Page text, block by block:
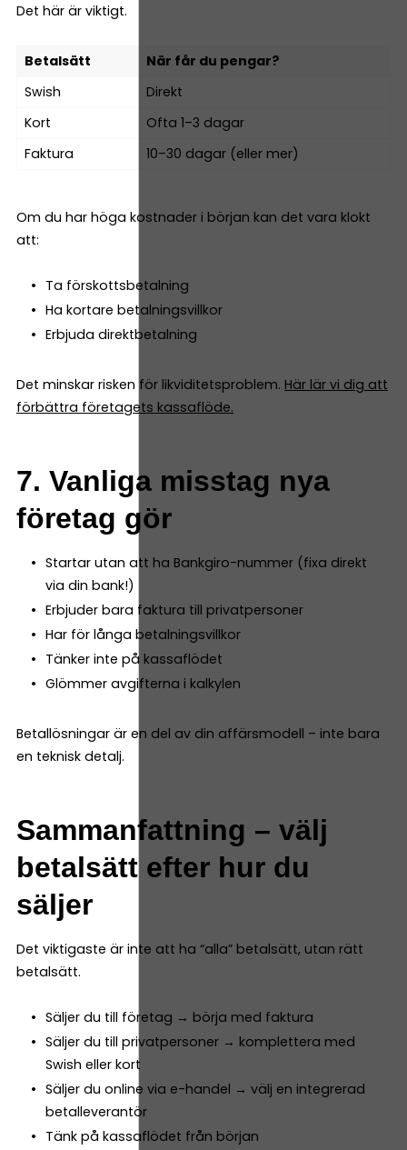
Det här är viktigt.
Betalsätt
När får du pengar?
Swish
Direkt
Kort
Ofta 1–3 dagar
Faktura
10–30 dagar (eller mer)
Om du har höga kostnader i början kan det vara klokt
att:
Ta förskottsbetalning
Ha kortare betalningsvillkor
Erbjuda direktbetalning
Det minskar risken för likviditetsproblem. Här lär vi dig att
förbättra företagets kassaflöde.
7. Vanliga misstag nya
företag gör
Startar utan att ha Bankgiro-nummer (fixa direkt
via din bank!)
Erbjuder bara faktura till privatpersoner
Har för långa betalningsvillkor
Tänker inte på kassaflödet
Glömmer avgifterna i kalkylen
Betallösningar är en del av din affärsmodell – inte bara
en teknisk detalj.
Sammanfattning – välj
betalsätt efter hur du
säljer
Det viktigaste är inte att ha “alla” betalsätt, utan rätt
betalsätt.
Säljer du till företag → börja med faktura
Säljer du till privatpersoner → komplettera med
Swish eller kort
Säljer du online via e-handel → välj en integrerad
betalleverantör
Tänk på kassaflödet från början